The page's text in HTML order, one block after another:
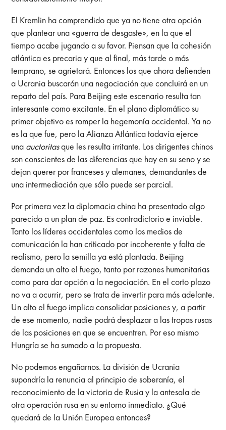
El Kremlin ha comprendido que ya no tiene otra opción
que plantear una «guerra de desgaste», en la que el
tiempo acabe jugando a su favor. Piensan que la cohesión
atlántica es precaria y que al final, más tarde o más
temprano, se agrietará. Entonces los que ahora defienden
a Ucrania buscarán una negociación que concluirá en un
reparto del país. Para Beijing este escenario resulta tan
interesante como excitante. En el plano diplomático su
primer objetivo es romper la hegemonía occidental. Ya no
es la que fue, pero la Alianza Atlántica todavía ejerce
una auctoritasque les resulta irritante. Los dirigentes chinos
son conscientes de las diferencias que hay en su seno y se
dejan querer por franceses y alemanes, demandantes de
una intermediación que sólo puede ser parcial.
Por primera vez la diplomacia china ha presentado algo
parecido a un plan de paz. Es contradictorio e inviable.
Tanto los líderes occidentales como los medios de
comunicación la han criticado por incoherente y falta de
realismo, pero la semilla ya está plantada. Beijing
demanda un alto el fuego, tanto por razones humanitarias
como para dar opción a la negociación. En el corto plazo
no va a ocurrir, pero se trata de invertir para más adelante.
Un alto el fuego implica consolidar posiciones y, a partir
de ese momento, nadie podrá desplazar a las tropas rusas
de las posiciones en que se encuentren. Por eso mismo
Hungría se ha sumado a la propuesta.
No podemos engañarnos. La división de Ucrania
supondría la renuncia al principio de soberanía, el
reconocimiento de la victoria de Rusia y la antesala de
otra operación rusa en su entorno inmediato. ¿Qué
quedará de la Unión Europea entonces?